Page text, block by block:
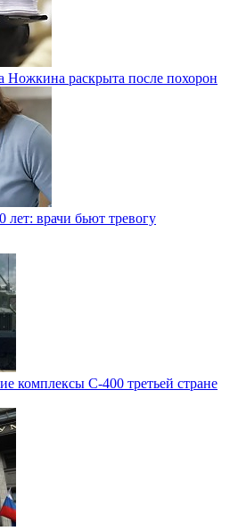
Ножкина раскрыта после похорон
лет: врачи бьют тревогу
комплексы С-400 третьей стране